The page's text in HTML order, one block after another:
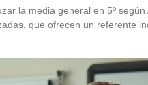
la media general en 5º
que ofrecen un referente